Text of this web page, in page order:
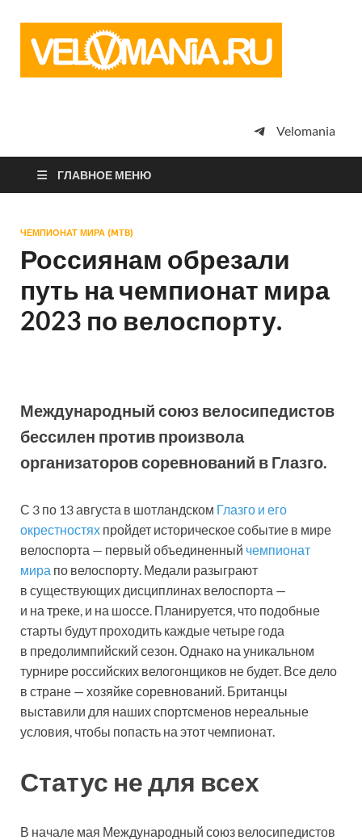
просто
Velomania
ГЛАВНОЕ МЕНЮ
ЧЕМПИОНАТ МИРА (MTB)
Россиянам обрезали
путь на чемпионат мира
2023 по велоспорту.
Международный союз велосипедистов
бессилен против произвола
организаторов соревнований в Глазго.
С 3 по 13 августа в шотландском Глазго и его
окрестностях пройдет историческое событие в мире
велоспорта — первый объединенный чемпионат
мира по велоспорту. Медали разыграют
в существующих дисциплинах велоспорта —
и на треке, и на шоссе. Планируется, что подобные
старты будут проходить каждые четыре года
в предолимпийский сезон. Однако на уникальном
турнире российских велогонщиков не будет. Все дело
в стране — хозяйке соревнований. Британцы
выставили для наших спортсменов нереальные
условия, чтобы попасть на этот чемпионат.
Статус не для всех
В начале мая Международный союз велосипедистов